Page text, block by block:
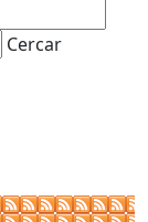
Cercar